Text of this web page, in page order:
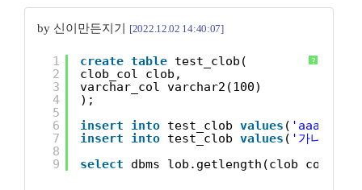
by 신이만든지기 [2022.12.02 14:40:07]
?
1
2
3
4
5
6
7
8
9
create table test_clob(
clob_col clob,
varchar_col varchar2(100)
);
insert
into test_clob values ( 'aaaa'
insert
into test_clob values ( '가나다'
select
dbms_lob.getlength(clob_col)